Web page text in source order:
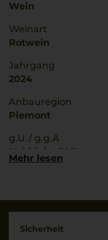
Wein
Weinart
Rotwein
Jahrgang
2024
Anbauregion
Piemont
g.U./ g.g.A
Nebbiolo d'Alba
Trinktemperatur
18 °C
Mehr lesen
Sicherheit